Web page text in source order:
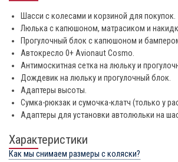
Шасси с колесами и корзиной для покупок.
Люлька с капюшоном, матрасиком и
Прогулочный блок с капюшоном и
Автокресло 0+ Avionaut Cosmo.
Антимоскитная сетка на люльку и
Дождевик на люльку и прогулочный блок.
Адаптеры высоты.
Сумка-рюкзак и сумочка-клатч (только у
Адаптеры для установки автолюльки на
Характеристики
Как мы снимаем размеры с коляски?